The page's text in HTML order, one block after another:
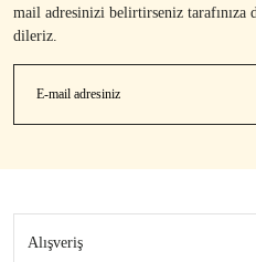
mail adresinizi belirtirseniz tarafınıza
dileriz.
Alışveriş